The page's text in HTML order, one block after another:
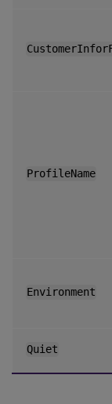
ProfileName
Environment
Quiet